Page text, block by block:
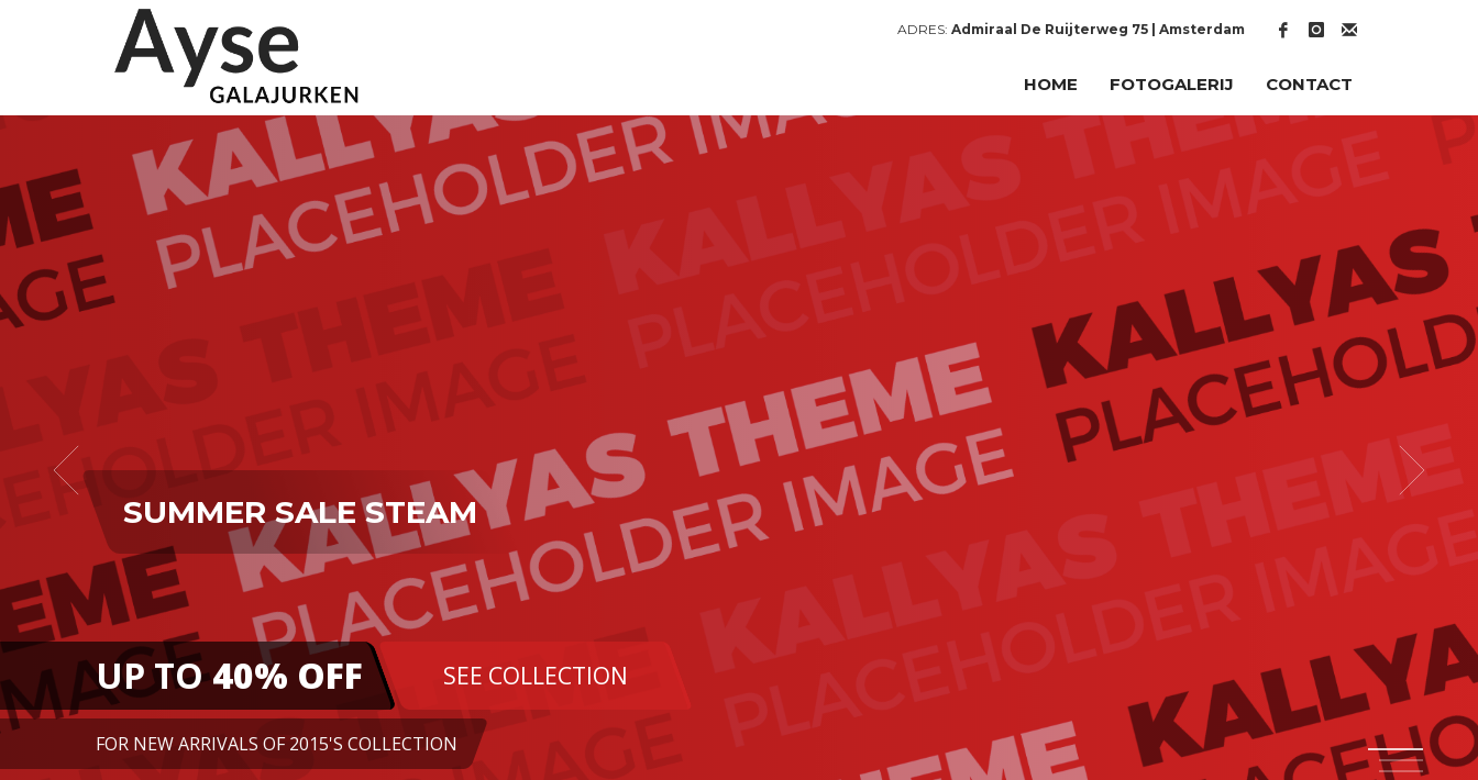
ADRES: Admiraal De Ruijterweg 75 | Amsterdam
HOME FOTOGALERIJ CONTACT
SUMMER SALESTEAM
UP TO40% OFF SEE COLLECTION
FOR NEW ARRIVALS OF 2015'S COLLECTION
1
2